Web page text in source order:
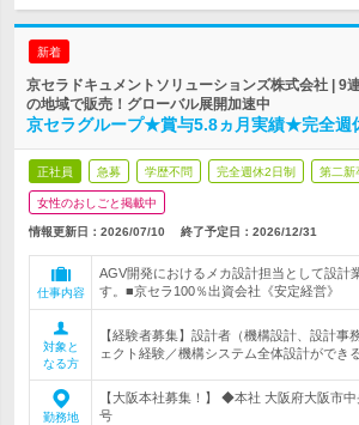
新着
京セラドキュメントソリューションズ株式会社 | 9
の地域で販売！グローバル展開加速中
京セラグループ★賞与5.8ヵ月実績★完全週
正社員 急募 学歴不問 完全週休2日制 第二新
女性のおしごと掲載中
情報更新日：2026/07/10 終了予定日： 2026/12/31
仕事内容
AGV開発におけるメカ設計担当として設計
す。■京セラ100％出資会社《安定経営》
対象と
なる方
【経験者募集】設計者（機構設計、設計事
ェクト経験／機構システム全体設計ができ
勤務地
【大阪本社募集！】 ◆本社 大阪府大阪市
号